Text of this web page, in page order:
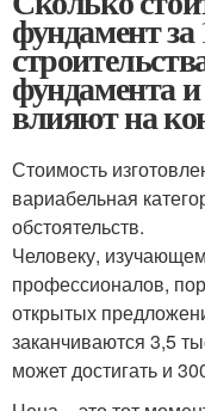
фундамент
фундамента
влияют на
Стоимость
вариабельная
обстоятельств.
Человеку,
профессионалов,
открытых
заканчиваются 3,5
может достигать и